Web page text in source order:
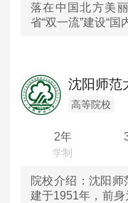
山东
湖北
广东
落在中国北方美
省“双一流”建设“国
沈阳师范
高等院校
2年
院校介绍： 沈阳师
建于1951年，前